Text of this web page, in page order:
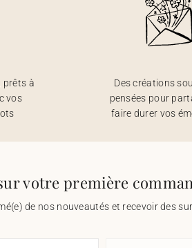
prêts à
vos
Des créations
pensées pour
faire durer vos
votre première
de nos nouveautés et recevoir des